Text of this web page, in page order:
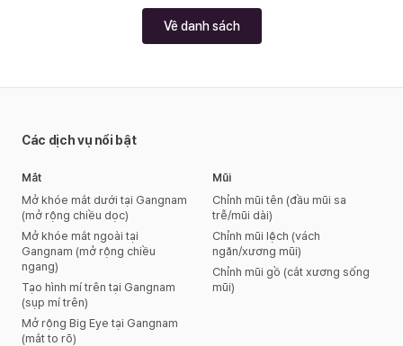
Về danh sách
Các dịch vụ nổi bật
Mắt
Mở khóe mắt dưới tại Gangnam
(mở rộng chiều dọc)
Mở khóe mắt ngoài tại
Gangnam (mở rộng chiều
ngang)
Tạo hình mí trên tại Gangnam
(sụp mí trên)
Mở rộng Big Eye tại Gangnam
(mắt to rõ)
Mũi
Chỉnh mũi tên (đầu mũi sa
trễ/mũi dài)
Chỉnh mũi lệch (vách
ngăn/xương mũi)
Chỉnh mũi gồ (cắt xương sống
mũi)